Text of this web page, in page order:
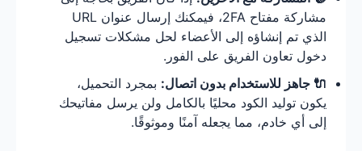
مشاركة مفتاح 2FA، فيمكنك إرسال عنوان URL
الذي تم إنشاؤه إلى الأعضاء لحل مشكلات تسجيل
دخول تعاون الفريق على الفور.
🔌 جاهز للاستخدام بدون اتصال: بمجرد التحميل،
يكون توليد الكود محليًا بالكامل ولن يرسل مفاتيحك
إلى أي خادم، مما يجعله آمنًا وموثوقًا.